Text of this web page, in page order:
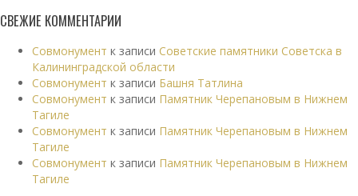
СВЕЖИЕ КОММЕНТАРИИ
Совмонумент к записи Советские памятники Советска в
Калининградской области
Совмонумент к записи Башня Татлина
Совмонумент к записи Памятник Черепановым в Нижнем
Тагиле
Совмонумент к записи Памятник Черепановым в Нижнем
Тагиле
Совмонумент к записи Памятник Черепановым в Нижнем
Тагиле